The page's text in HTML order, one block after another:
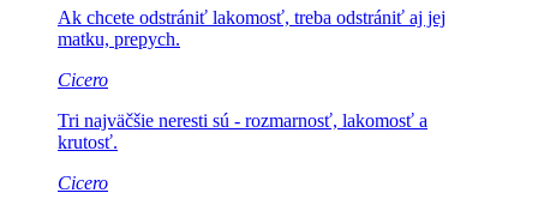
Ak chcete odstrániť lakomosť, treba odstrániť aj jej
matku, prepych.
Cicero
Tri najväčšie neresti sú - rozmarnosť, lakomosť a
krutosť.
Cicero